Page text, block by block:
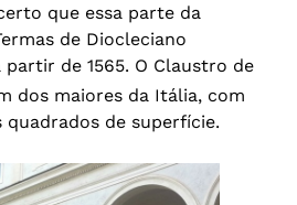
que essa parte da
de Diocleciano
de 1565. O Claustro de
dos maiores da Itália, com
quadrados de superfície.